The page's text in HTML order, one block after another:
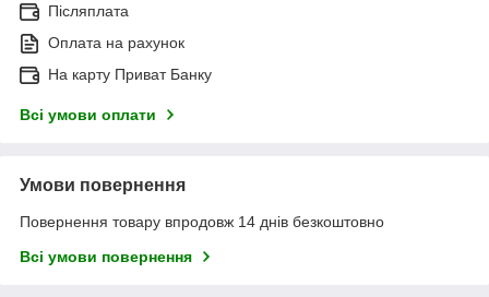
Післяплата
Оплата на рахунок
На карту Приват Банку
Всі умови оплати
Умови повернення
Повернення товару впродовж 14 днів безкоштовно
Всі умови повернення